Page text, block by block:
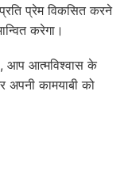
प्रेम विकसित करने
करेगा।
आप आत्मविश्वास के
अपनी कामयाबी को